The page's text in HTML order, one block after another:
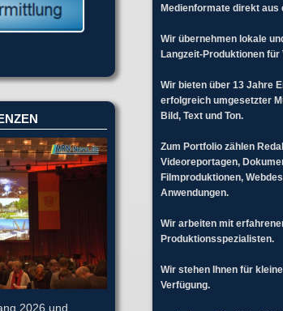
2026 und
Medienformate direkt aus
Wir übernehmen lokale
Langzeit-Produktionen für
Wir bieten über 13 Jahre
erfolgreich umgesetzter
Bild, Text und Ton.
Zum Portfolio zählen
Videoreportagen,
Filmproduktionen,
Anwendungen.
Wir arbeiten mit
Produktionsspezialisten.
Wir stehen Ihnen für
Verfügung.